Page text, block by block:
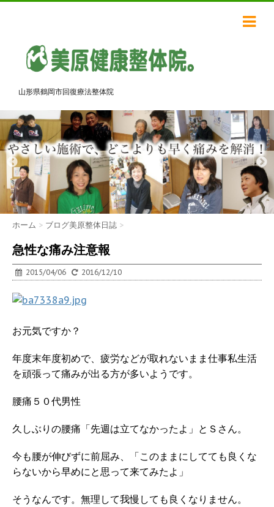
山形県鶴岡市回復療法整体院
ホーム > ブログ美原整体日誌 >
急性な痛み注意報
2015/04/06 2016/12/10
お元気ですか？
年度末年度初めで、疲労などが取れないまま仕事私生活
を頑張って痛みが出る方が多いようです。
腰痛５０代男性
久しぶりの腰痛「先週は立てなかったよ」とＳさん。
今も腰が伸びずに前屈み、「このままにしてても良くな
らないから早めにと思って来てみたよ」
そうなんです。無理して我慢しても良くなりません。